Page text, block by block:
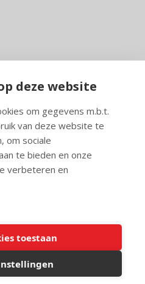
deze website
om gegevens m.b.t.
van deze website te
om sociale
te bieden en onze
verbeteren en
toestaanOp alle artikelen rust
contact@maurice.nl.